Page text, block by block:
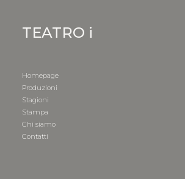
TEATRO i
Homepage
Produzioni
Stagioni
Stampa
Chi siamo
Contatti